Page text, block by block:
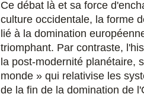
Ce débat là et sa force
culture occidentale, la forme
lié à la domination
triomphant. Par contraste,
la post-modernité planétaire,
monde » qui relativise les
de la fin de la domination de